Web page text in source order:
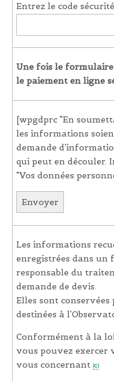
Entrez le code sécurité
Une fois le
le paiement en ligne
[wpgdprc "En
les informations
demande
qui peut en découler.
"Vos données
Les informations
enregistrées dans un
responsable du
demande de devis.
Elles sont conservées
destinées à
Conformément à la
vous pouvez exercer
vous concernant ici